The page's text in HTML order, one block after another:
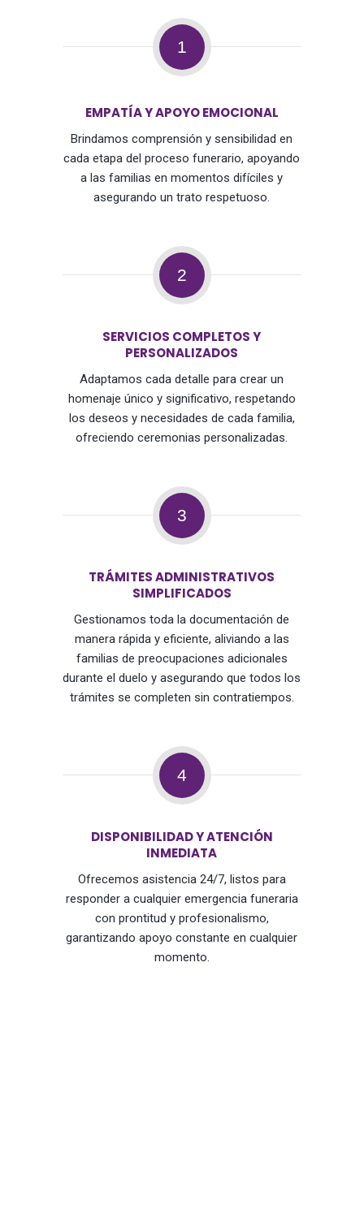
1
EMPATÍA Y APOYO EMOCIONAL
Brindamos comprensión y sensibilidad en
cada etapa del proceso funerario, apoyando
a las familias en momentos difíciles y
asegurando un trato respetuoso.
2
SERVICIOS COMPLETOS Y
PERSONALIZADOS
Adaptamos cada detalle para crear un
homenaje único y significativo, respetando
los deseos y necesidades de cada familia,
ofreciendo ceremonias personalizadas.
3
TRÁMITES ADMINISTRATIVOS
SIMPLIFICADOS
Gestionamos toda la documentación de
manera rápida y eficiente, aliviando a las
familias de preocupaciones adicionales
durante el duelo y asegurando que todos los
trámites se completen sin contratiempos.
4
DISPONIBILIDAD Y ATENCIÓN
INMEDIATA
Ofrecemos asistencia 24/7, listos para
responder a cualquier emergencia funeraria
con prontitud y profesionalismo,
garantizando apoyo constante en cualquier
momento.